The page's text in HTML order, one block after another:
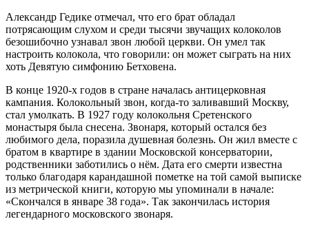
Александр Гедике отмечал, что его брат обладал
потрясающим слухом и среди тысячи звучащих колоколов
безошибочно узнавал звон любой церкви. Он умел так
настроить колокола, что говорили: он может сыграть на них
хоть Девятую симфонию Бетховена.
В конце 1920-х годов в стране началась антицерковная
кампания. Колокольный звон, когда-то заливавший Москву,
стал умолкать. В 1927 году колокольня Сретенского
монастыря была снесена. Звонаря, который остался без
любимого дела, поразила душевная болезнь. Он жил вместе с
братом в квартире в здании Московской консерватории,
родственники заботились о нём. Дата его смерти известна
только благодаря карандашной пометке на той самой выписке
из метрической книги, которую мы упоминали в начале:
«Скончался в январе 38 года». Так закончилась история
легендарного московского звонаря.